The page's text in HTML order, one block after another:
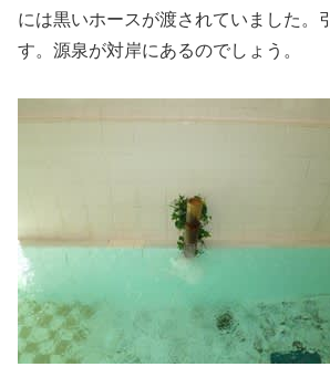
には黒いホースが渡されていました。
す。源泉が対岸にあるのでしょう。